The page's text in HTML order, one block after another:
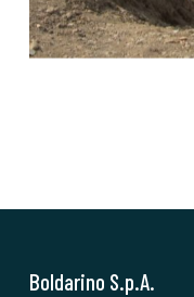
Boldarino S.p.A.